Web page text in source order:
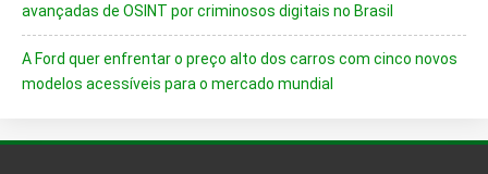
avançadas de OSINT por criminosos digitais no Brasil
A Ford quer enfrentar o preço alto dos carros com cinco novos
modelos acessíveis para o mercado mundial